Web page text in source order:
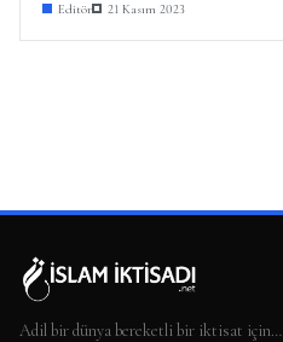
Editör 21 Kasım 2023
Adil bir dünya bereketli bir iktisat için…